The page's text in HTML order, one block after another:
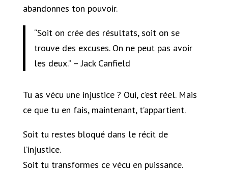
abandonnes ton pouvoir.
“Soit on crée des résultats, soit on se
trouve des excuses. On ne peut pas avoir
les deux.” – Jack Canfield
Tu as vécu une injustice ? Oui, c’est réel. Mais
ce que tu en fais, maintenant, t’appartient.
Soit tu restes bloqué dans le récit de
l’injustice.
Soit tu transformes ce vécu en puissance.